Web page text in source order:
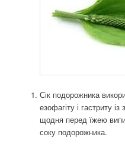
Сік подорожника
езофагіту і гастриту
щодня перед їжею
соку подорожника.